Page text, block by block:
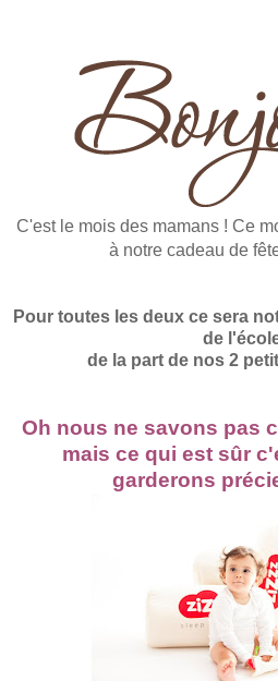
C'est le mois des mamans ! Ce
à notre cadeau de
Pour toutes les deux ce sera
de
de la part de nos 2
Oh nous ne savons pas
mais ce qui est sûr
garderons